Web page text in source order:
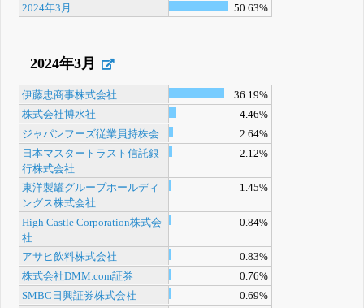
2024年3月
50.63%
2024年3月
伊藤忠商事株式会社
36.19%
株式会社博水社
4.46%
ジャパンフーズ従業員持株会
2.64%
日本マスタートラスト信託銀
行株式会社
2.12%
東洋製罐グループホールディ
ングス株式会社
1.45%
High Castle Corporation株式会
社
0.84%
アサヒ飲料株式会社
0.83%
株式会社DMM.com証券
0.76%
SMBC日興証券株式会社
0.69%